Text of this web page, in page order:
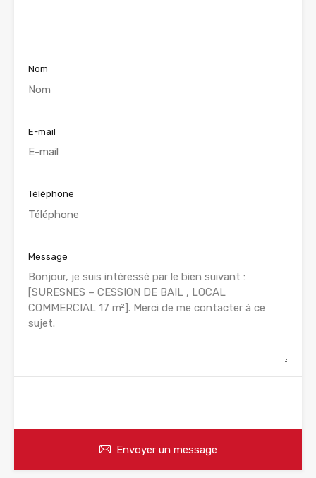
Nom
E-mail
Téléphone
Message
Envoyer un message